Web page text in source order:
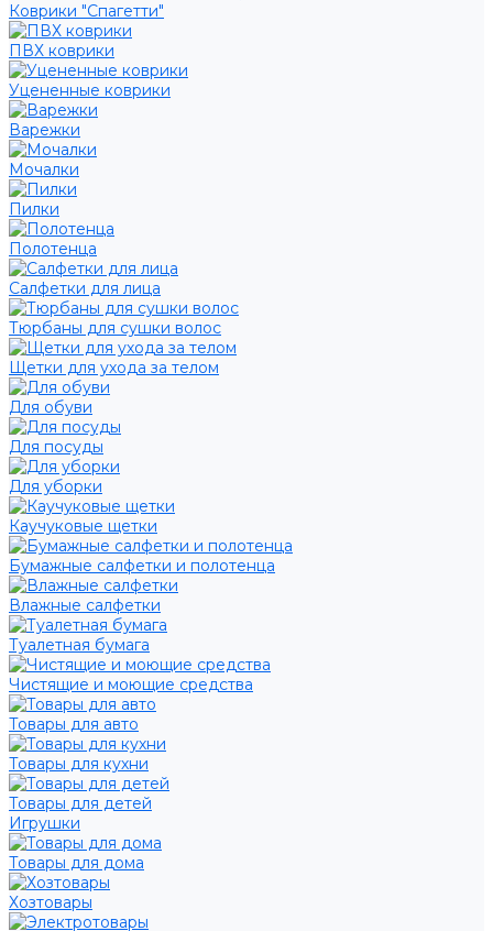
Коврики "Спагетти"
ПВХ коврики
Уцененные коврики
Варежки
Мочалки
Пилки
Полотенца
Салфетки для лица
Тюрбаны для сушки волос
Щетки для ухода за телом
Для обуви
Для посуды
Для уборки
Каучуковые щетки
Бумажные салфетки и полотенца
Влажные салфетки
Туалетная бумага
Чистящие и моющие средства
Товары для авто
Товары для кухни
Товары для детей
Игрушки
Товары для дома
Хозтовары